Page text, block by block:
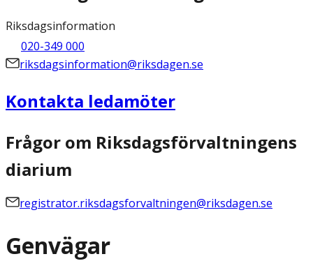
Riksdagsinformation
020-349 000
riksdagsinformation@riksdagen.se
Kontakta ledamöter
Frågor om Riksdagsförvaltningens
diarium
registrator.riksdagsforvaltningen@riksdagen.se
Genvägar